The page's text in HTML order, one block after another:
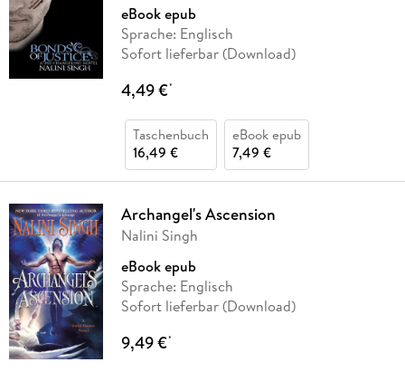
eBook epub
Sprache: Englisch
Sofort lieferbar (Download)
4,49 €*
Taschenbuch
16,49 €
eBook epub
7,49 €
Archangel's Ascension
Nalini Singh
eBook epub
Sprache: Englisch
Sofort lieferbar (Download)
9,49 €*